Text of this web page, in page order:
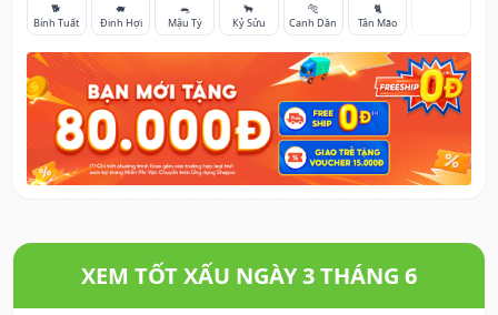
🐕
Bính Tuất
🐖
Đinh Hợi
🐀
Mậu Tý
🐂
Kỷ Sửu
🐅
Canh Dần
🐈
Tân Mão
XEM TỐT XẤU NGÀY 3 THÁNG 6